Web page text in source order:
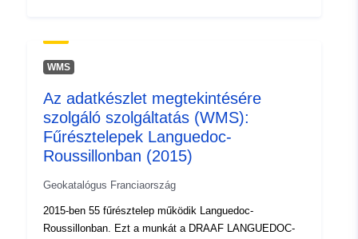
WMS
Az adatkészlet megtekintésére
szolgáló szolgáltatás (WMS):
Fűrésztelepek Languedoc-
Roussillonban (2015)
Geokatalógus Franciaország
2015-ben 55 fűrésztelep működik Languedoc-
Roussillonban. Ezt a munkát a DRAAF LANGUEDOC-